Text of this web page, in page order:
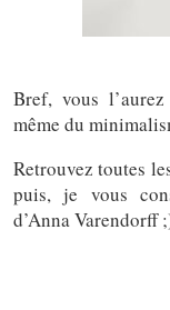
Bref, vous
même du
Retrouvez toutes
puis, je vous
d’Anna Varendorff